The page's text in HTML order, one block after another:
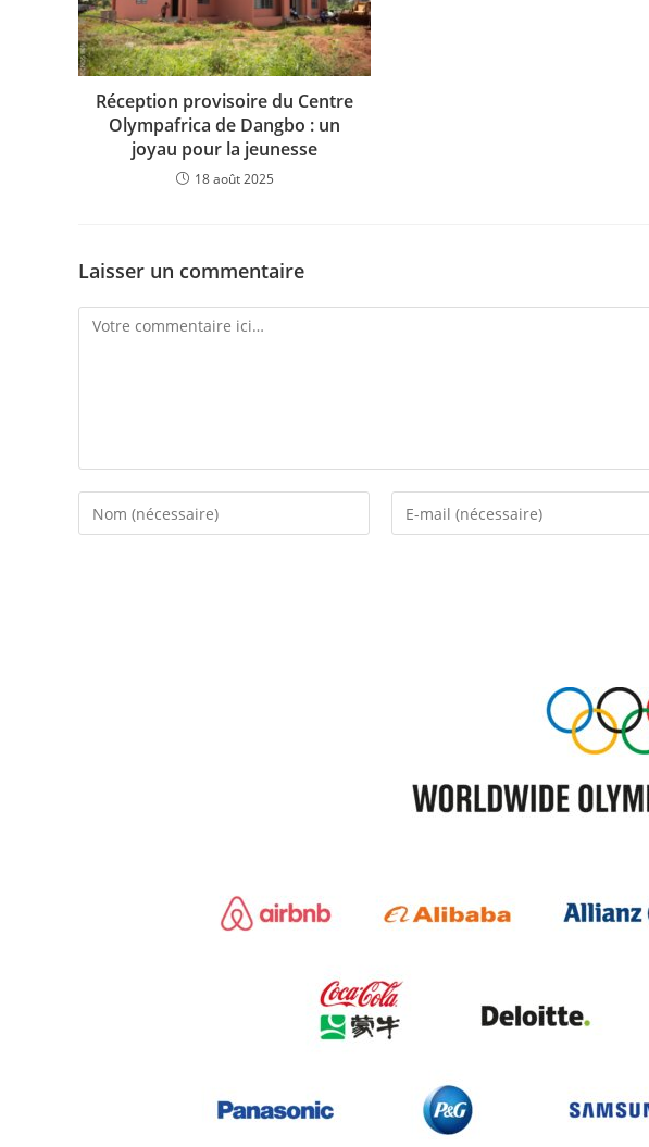
Réception provisoire du Centre
Olympafrica de Dangbo : un
joyau pour la jeunesse
18 août 2025
Laisser un commentaire